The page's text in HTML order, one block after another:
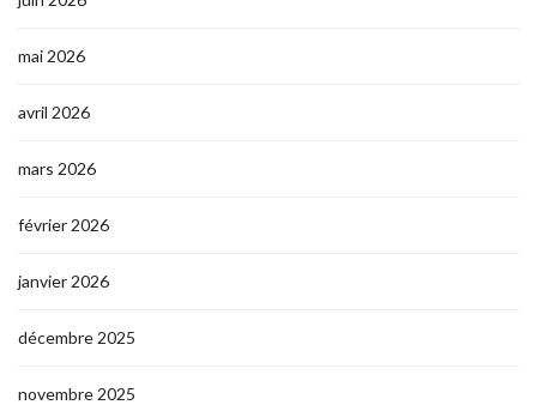
mai 2026
avril 2026
mars 2026
février 2026
janvier 2026
décembre 2025
novembre 2025